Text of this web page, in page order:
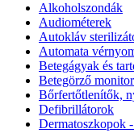
Alkoholszondák
Audiométerek
Autokláv
Automata
Betegágyak és
Betegörző
Bőrfertőtlenítők,
Defibrillátorok
Dermatoszkopok